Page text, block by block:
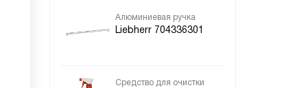
Алюминиевая ручка
Liebherr 704336301
Средство для очистки